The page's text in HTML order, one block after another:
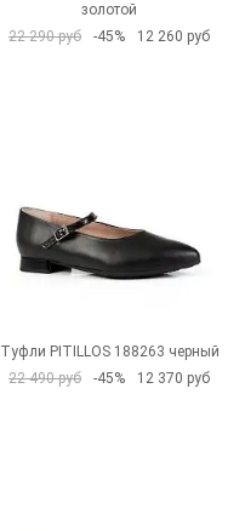
золотой
22 290 руб
-45% 12 260 руб
Туфли PITILLOS 188263 черный
22 490 руб
-45% 12 370 руб